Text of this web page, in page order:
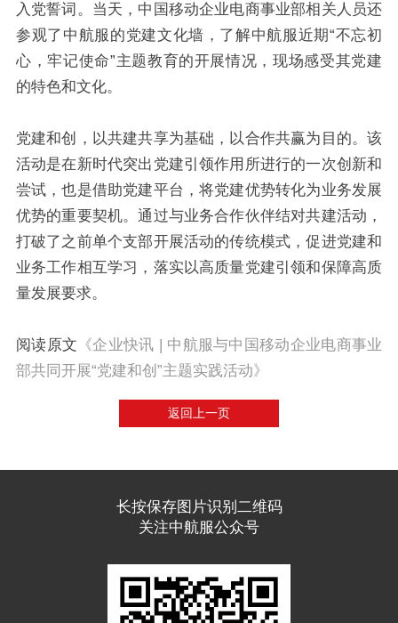
入党誓词。当天，中国移动企业电商事业部相关人员还
参观了中航服的党建文化墙，了解中航服近期“不忘初
心，牢记使命”主题教育的开展情况，现场感受其党建
的特色和文化。
党建和创，以共建共享为基础，以合作共赢为目的。该
活动是在新时代突出党建引领作用所进行的一次创新和
尝试，也是借助党建平台，将党建优势转化为业务发展
优势的重要契机。通过与业务合作伙伴结对共建活动，
打破了之前单个支部开展活动的传统模式，促进党建和
业务工作相互学习，落实以高质量党建引领和保障高质
量发展要求。
阅读原文 《企业快讯 | 中航服与中国移动企业电商事业
部共同开展“党建和创”主题实践活动》
返回上一页
长按保存图片识别二维码
关注中航服公众号